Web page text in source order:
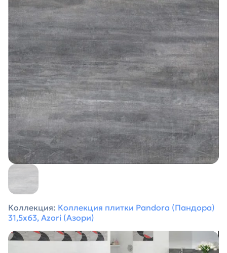
Коллекция: Коллекция плитки Pandora (Пандора)
31,5х63, Azori (Азори)